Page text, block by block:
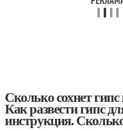
Сколько сохнет
Как развести гипс
инструкция.